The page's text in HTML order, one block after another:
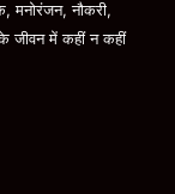
मनोरंजन, नौकरी,
जीवन में कहीं न कहीं